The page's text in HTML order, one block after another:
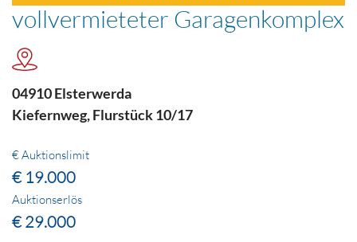
vollvermieteter Garagenkomplex
04910 Elsterwerda
Kiefernweg, Flurstück 10/17
€ Auktionslimit
€ 19.000
Auktionserlös
€ 29.000